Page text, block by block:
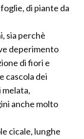
di piante da
sia perchè
deperimento
di fiori e
cascola dei
anche molto
cicale, lunghe